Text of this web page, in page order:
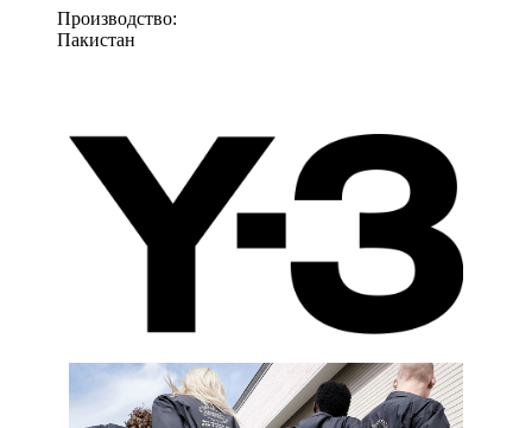
Производство:
Пакистан